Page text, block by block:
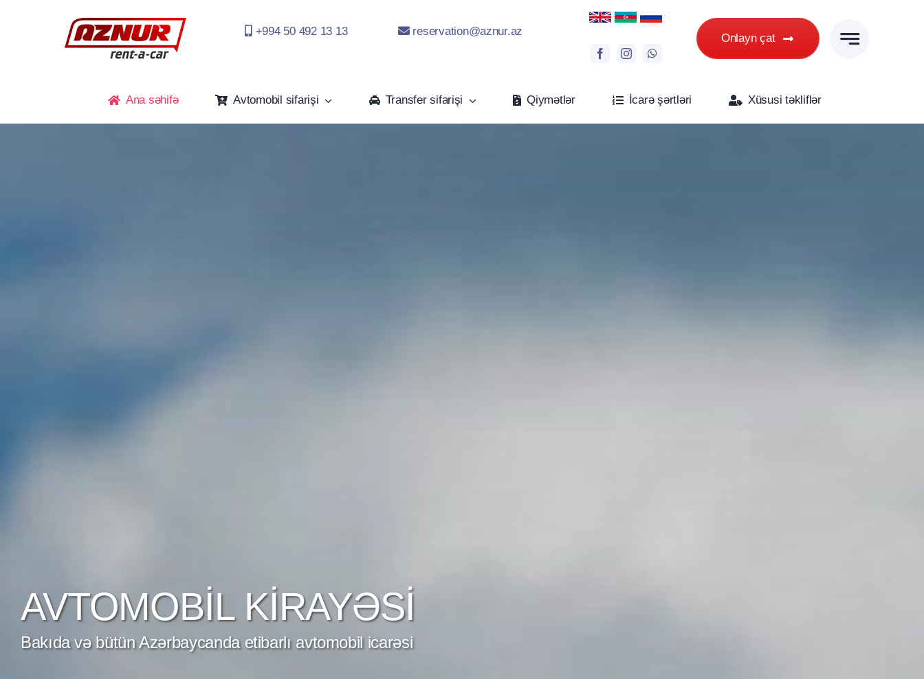
+994 50 492 13 13 reservation@aznur.az
Onlayn çat
Ana səhifə Avtomobil sifarişi Transfer sifarişi Qiymətlər İcarə şərtləri Xüsusi təkliflər
AVTOMOBIL KIRAYƏSI
Bakıda və bütün Azərbaycanda etibarlı avtomobil icarəsi